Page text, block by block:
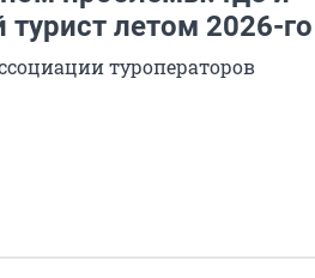
летом 2026-го
туроператоров